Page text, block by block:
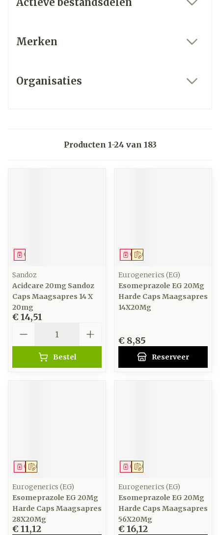
Merken
Organisaties
Producten 1-24 van 183
Geneesmiddel
Sandoz
Acidcare 20mg Sandoz
Caps Maagsapres 14 X
20mg
€ 14,51
Bestel
Op voorschrift
Geneesmiddel
Eurogenerics (EG)
Esomeprazole EG 20Mg
Harde Caps Maagsapres
14X20Mg
€ 8,85
Reserveer
Op voorschrift
Geneesmiddel
Eurogenerics (EG)
Esomeprazole EG 20Mg
Harde Caps Maagsapres
28X20Mg
€ 11,12
Op voorschrift
Geneesmiddel
Eurogenerics (EG)
Esomeprazole EG 20Mg
Harde Caps Maagsapres
56X20Mg
€ 16,12